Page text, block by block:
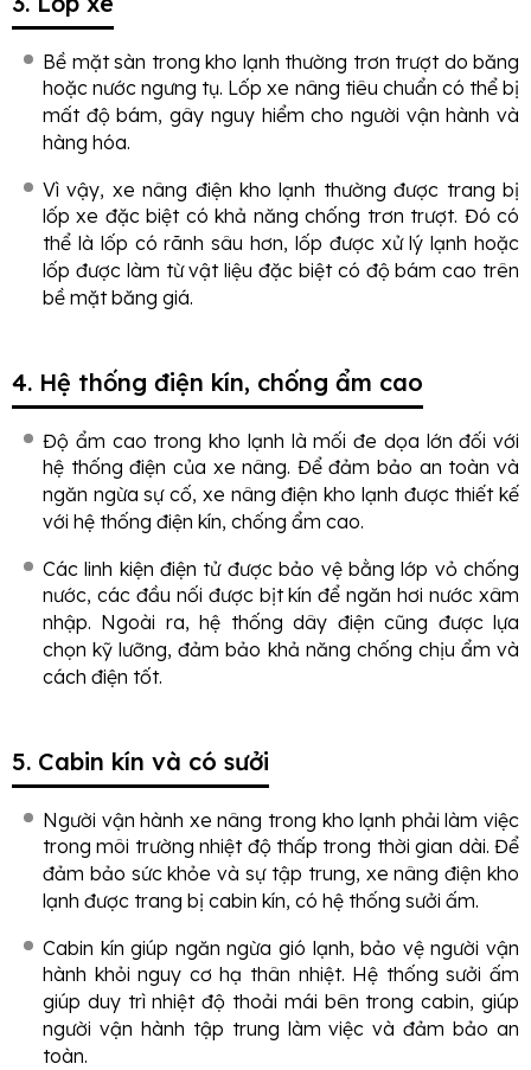
Bề mặt sàn trong kho lạnh thường trơn trượt do băng
hoặc nước ngưng tụ. Lốp xe nâng tiêu chuẩn có thể bị
mất độ bám, gây nguy hiểm cho người vận hành và
hàng hóa.
Vì vậy, xe nâng điện kho lạnh thường được trang bị
lốp xe đặc biệt có khả năng chống trơn trượt. Đó có
thể là lốp có rãnh sâu hơn, lốp được xử lý lạnh hoặc
lốp được làm từ vật liệu đặc biệt có độ bám cao trên
bề mặt băng giá.
4. Hệ thống điện kín, chống ẩm cao
Độ ẩm cao trong kho lạnh là mối đe dọa lớn đối với
hệ thống điện của xe nâng. Để đảm bảo an toàn và
ngăn ngừa sự cố, xe nâng điện kho lạnh được thiết kế
với hệ thống điện kín, chống ẩm cao.
Các linh kiện điện tử được bảo vệ bằng lớp vỏ chống
nước, các đầu nối được bịt kín để ngăn hơi nước xâm
nhập. Ngoài ra, hệ thống dây điện cũng được lựa
chọn kỹ lưỡng, đảm bảo khả năng chống chịu ẩm và
cách điện tốt.
5. Cabin kín và có sưởi
Người vận hành xe nâng trong kho lạnh phải làm việc
trong môi trường nhiệt độ thấp trong thời gian dài. Để
đảm bảo sức khỏe và sự tập trung, xe nâng điện kho
lạnh được trang bị cabin kín, có hệ thống sưởi ấm.
Cabin kín giúp ngăn ngừa gió lạnh, bảo vệ người vận
hành khỏi nguy cơ hạ thân nhiệt. Hệ thống sưởi ấm
giúp duy trì nhiệt độ thoải mái bên trong cabin, giúp
người vận hành tập trung làm việc và đảm bảo an
toàn.